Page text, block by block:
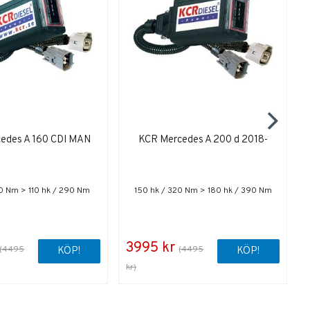
A 160 CDI MAN
Nm > 110 hk / 290 Nm
(4495 KÖP!
KCR Mercedes A 200 d 2018-
150 hk / 320 Nm > 180 hk / 390 Nm
3995 kr (4495
kr)
KÖP!